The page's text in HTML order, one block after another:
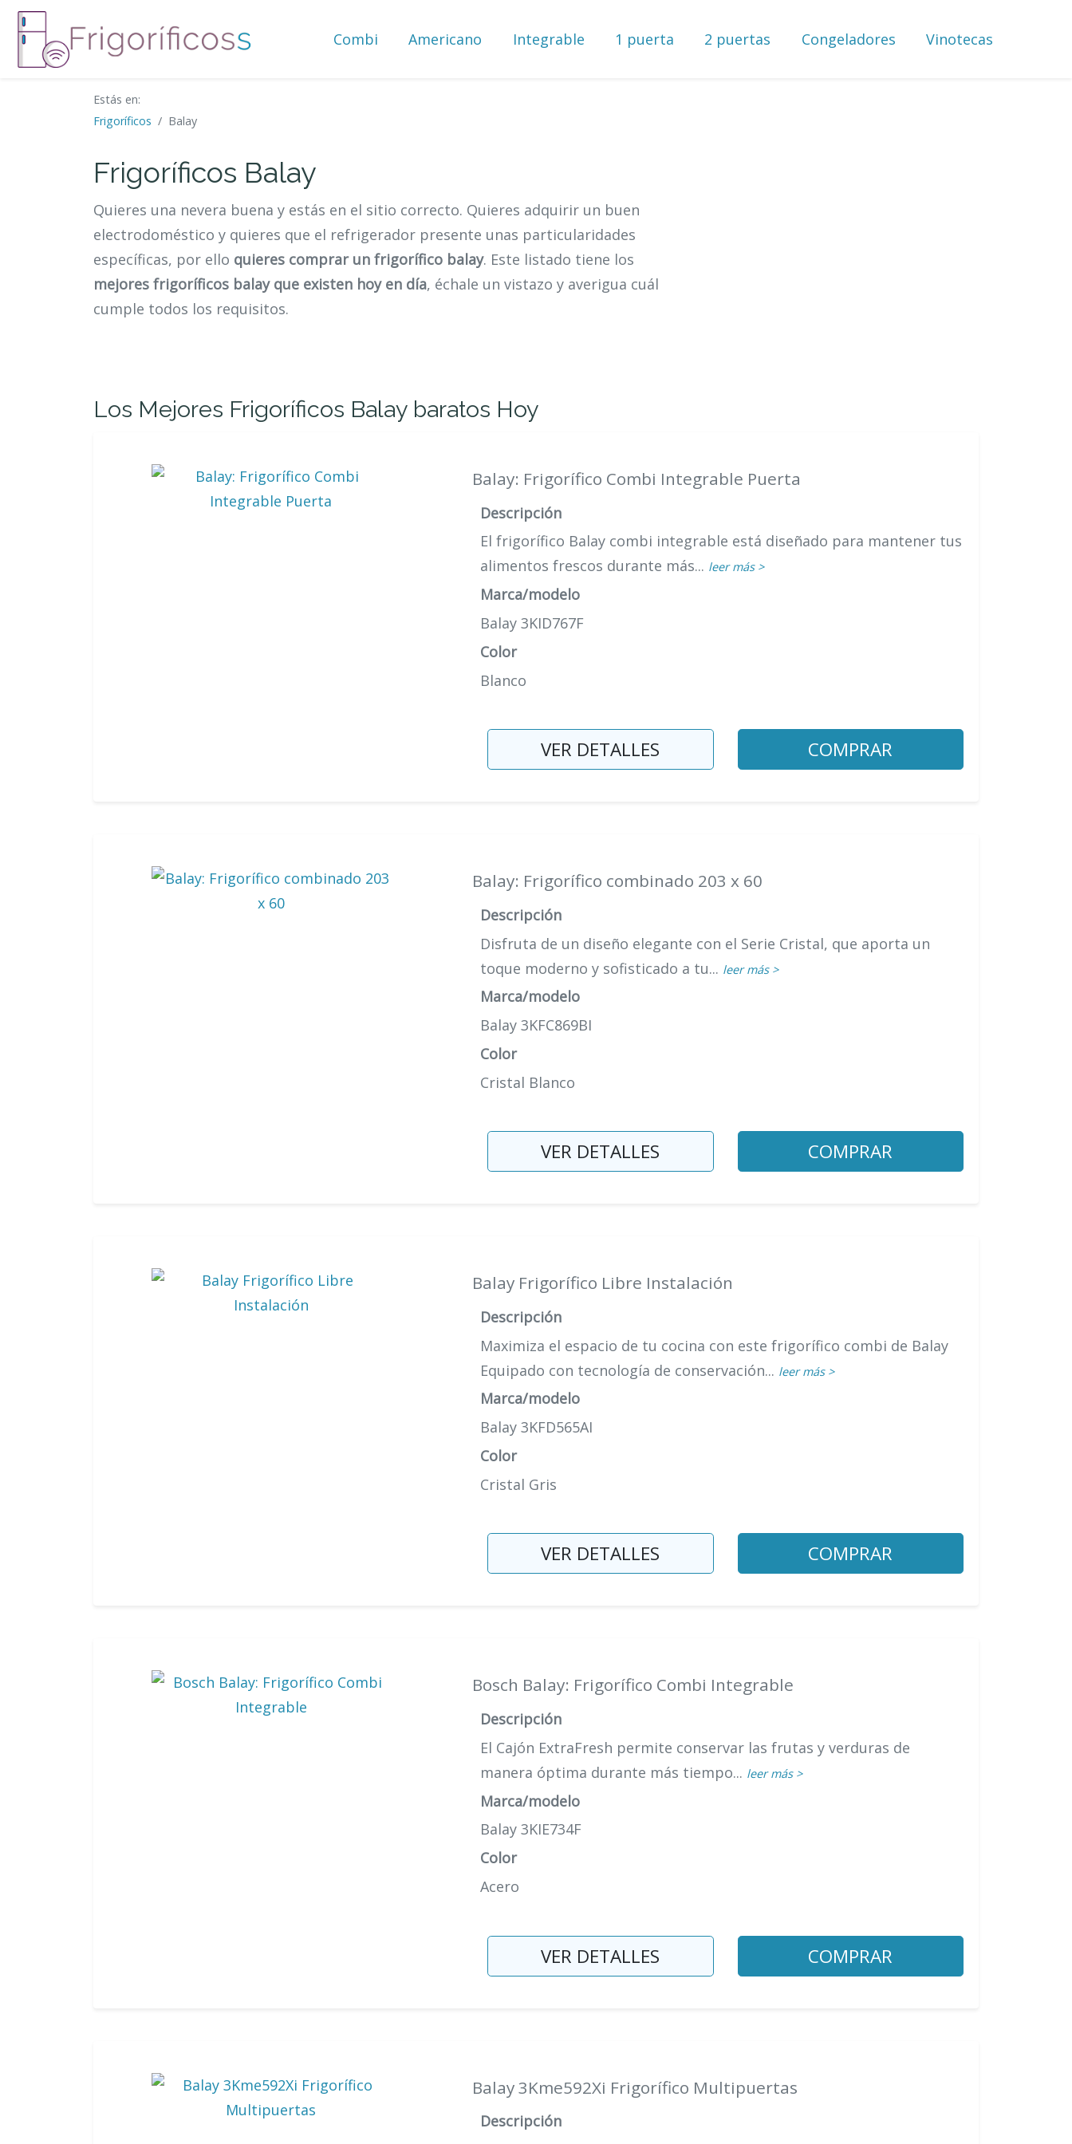
Combi Americano Integrable 1 puerta 2 puertas Congeladores Vinotecas
Estás en:
Frigoríficos
Balay
Frigoríficos Balay
Quieres una nevera buena y estás en el sitio correcto. Quieres adquirir un buen
electrodoméstico y quieres que el refrigerador presente unas particularidades
específicas, por ello quieres comprar un frigorífico balay. Este listado tiene los
mejores frigoríficos balay que existen hoy en día, échale un vistazo y averigua cuál
cumple todos los requisitos.
Los Mejores Frigoríficos Balay baratos Hoy
Balay: Frigorífico Combi Integrable Puerta
Descripción
El frigorífico Balay combi integrable está diseñado para mantener tus
alimentos frescos durante más... leer más >
Marca/modelo
Balay 3KID767F
Color
Blanco
VER DETALLES COMPRAR
Balay: Frigorífico combinado 203 x 60
Descripción
Disfruta de un diseño elegante con el Serie Cristal, que aporta un
toque moderno y sofisticado a tu... leer más >
Marca/modelo
Balay 3KFC869BI
Color
Cristal Blanco
VER DETALLES COMPRAR
Balay Frigorífico Libre Instalación
Descripción
Maximiza el espacio de tu cocina con este frigorífico combi de Balay
Equipado con tecnología de conservación... leer más >
Marca/modelo
Balay 3KFD565AI
Color
Cristal Gris
VER DETALLES COMPRAR
Bosch Balay: Frigorífico Combi Integrable
Descripción
El Cajón ExtraFresh permite conservar las frutas y verduras de
manera óptima durante más tiempo... leer más >
Marca/modelo
Balay 3KIE734F
Color
Acero
VER DETALLES COMPRAR
Balay 3Kme592Xi Frigorífico Multipuertas
Descripción